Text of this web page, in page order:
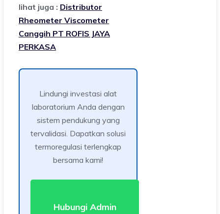
lihat juga : Distributor
Rheometer Viscometer
Canggih PT ROFIS JAYA
PERKASA
Lindungi investasi alat
laboratorium Anda dengan
sistem pendukung yang
tervalidasi. Dapatkan solusi
termoregulasi terlengkap
bersama kami!
Hubungi Admin